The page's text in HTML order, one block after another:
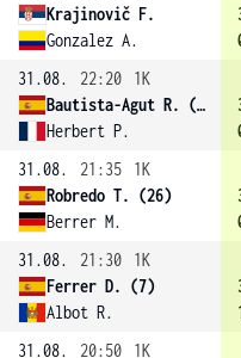
Krajinovič F.
Gonzalez A.
31.08.
22:20
1K
Bautista-Agut R. (23)
Herbert P.
31.08.
21:35
1K
Robredo T. (26)
Berrer M.
31.08.
21:30
1K
Ferrer D. (7)
Albot R.
31.08.
20:50
1K